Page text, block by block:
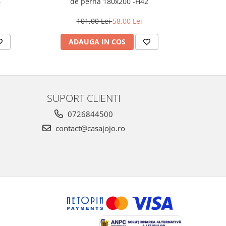
101,00 Lei58,00 Lei
ADAUGA IN COS
SUPORT CLIENTI
0726844500
contact@casajojo.ro